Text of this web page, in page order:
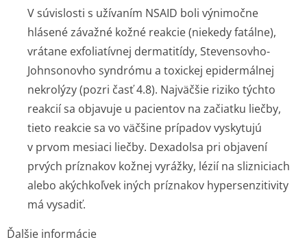
V súvislosti s užívaním NSAID boli výnimočne
hlásené závažné kožné reakcie (niekedy fatálne),
vrátane exfoliatívnej dermatitídy, Stevensovho-
Johnsonovho syndrómu a toxickej epidermálnej
nekrolýzy (pozri časť 4.8). Najväčšie riziko týchto
reakcií sa objavuje u pacientov na začiatku liečby,
tieto reakcie sa vo väčšine prípadov vyskytujú
v prvom mesiaci liečby. Dexadolsa pri objavení
prvých príznakov kožnej vyrážky, lézií na slizniciach
alebo akýchkoľvek iných príznakov hypersenzitivity
má vysadiť.
Ďalšie informácie